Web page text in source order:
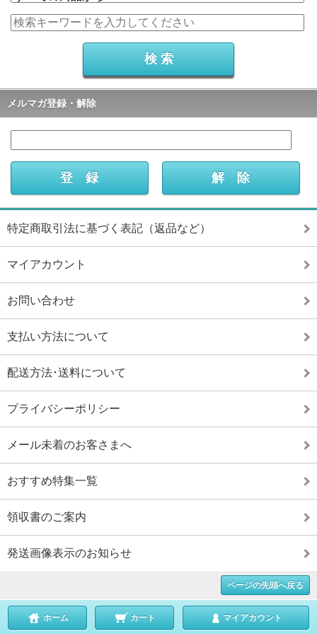
メルマガ登録・解除
特定商取引法に基づく表記（返品など）
マイアカウント
お問い合わせ
支払い方法について
配送方法･送料について
プライバシーポリシー
メール未着のお客さまへ
おすすめ特集一覧
領収書のご案内
発送画像表示のお知らせ
ページの先頭へ戻る
ホーム カート マイアカウント